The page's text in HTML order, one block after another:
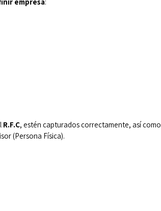
R.F.C, estén capturados correctamente, así como
(Persona Física).